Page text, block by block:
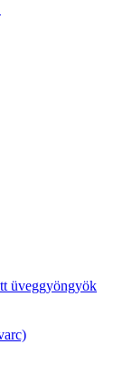
üveggyöngyök